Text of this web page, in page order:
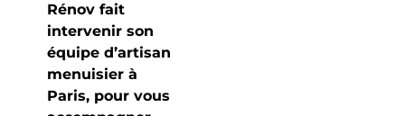
Rénov fait
intervenir son
équipe d’artisan
menuisier à
Paris, pour vous